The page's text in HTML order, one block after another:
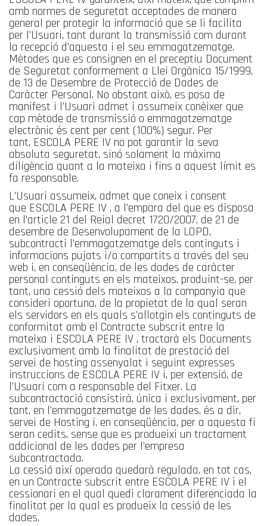
amb normes de seguretat acceptades de manera
general per protegir la informació que se li facilita
per l’Usuari, tant durant la transmissió com durant
la recepció d’aquesta i el seu emmagatzematge.
Mètodes que es consignen en el preceptiu Document
de Seguretat conformement a Llei Orgànica 15/1999,
de 13 de Desembre de Protecció de Dades de
Caràcter Personal. No obstant això, es posa de
manifest i l’Usuari admet i assumeix conèixer que
cap mètode de transmissió o emmagatzematge
electrònic és cent per cent (100%) segur. Per
tant, ESCOLA PERE IV no pot garantir la seva
absoluta seguretat, sinó solament la màxima
diligència quant a la mateixa i fins a aquest límit es
fa responsable.
L’Usuari assumeix, admet que coneix i consent
que ESCOLA PERE IV , a l’empara del que es disposa
en l’article 21 del Reial decret 1720/2007, de 21 de
desembre de Desenvolupament de la LOPD,
subcontracti l’emmagatzematge dels continguts i
informacions pujats i/o compartits a través del seu
web i, en conseqüència, de les dades de caràcter
personal continguts en els mateixos, produint-se, per
tant, una cessió dels mateixos a la companyia que
consideri oportuna, de la propietat de la qual seran
els servidors en els quals s’allotgin els continguts de
conformitat amb el Contracte subscrit entre la
mateixa i ESCOLA PERE IV , tractarà els Documents
exclusivament amb la finalitat de prestació del
servei de hosting assenyalat i seguint expresses
instruccions de ESCOLA PERE IV i, per extensió, de
l’Usuari com a responsable del Fitxer. La
subcontractació consistirà, única i exclusivament, per
tant, en l’emmagatzematge de les dades, és a dir,
servei de Hosting i, en conseqüència, per a aquesta fi
seran cedits, sense que es produeixi un tractament
addicional de les dades per l’empresa
subcontractada.
La cessió així operada quedarà regulada, en tot cas,
en un Contracte subscrit entre ESCOLA PERE IV i el
cessionari en el qual quedi clarament diferenciada la
finalitat per la qual es produeix la cessió de les
dades.